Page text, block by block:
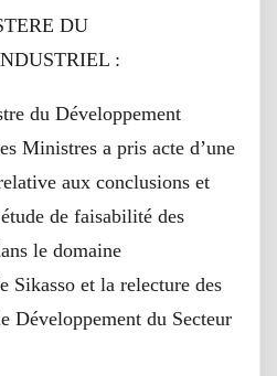
DU
:
du Développement
Ministres a pris acte d’une
aux conclusions et
de faisabilité des
le domaine
Sikasso et la relecture des
Développement du Secteur